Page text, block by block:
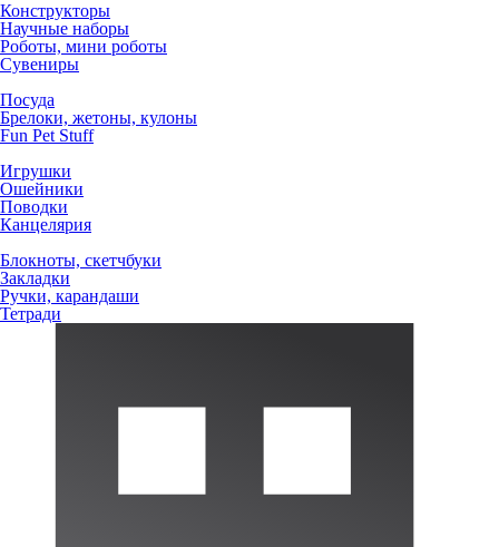
Конструкторы
Научные наборы
Роботы, мини роботы
Сувениры
Посуда
Брелоки, жетоны, кулоны
Fun Pet Stuff
Игрушки
Ошейники
Поводки
Канцелярия
Блокноты, скетчбуки
Закладки
Ручки, карандаши
Тетради